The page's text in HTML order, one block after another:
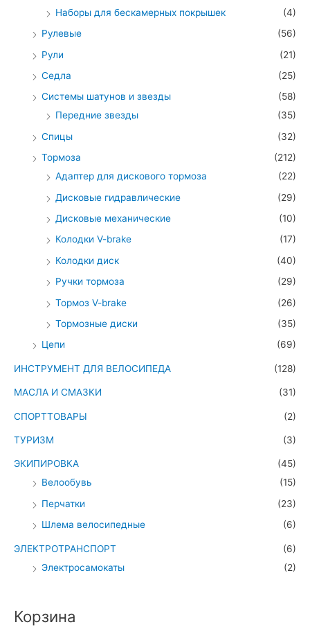
Наборы для бескамерных покрышек
(4)
Рулевые
(56)
Рули
(21)
Седла
(25)
Системы шатунов и звезды
(58)
Передние звезды
(35)
Спицы
(32)
Тормоза
(212)
Адаптер для дискового тормоза
(22)
Дисковые гидравлические
(29)
Дисковые механические
(10)
Колодки V-brake
(17)
Колодки диск
(40)
Ручки тормоза
(29)
Тормоз V-brake
(26)
Тормозные диски
(35)
Цепи
(69)
ИНСТРУМЕНТ ДЛЯ ВЕЛОСИПЕДА (128)
МАСЛА И СМАЗКИ (31)
СПОРТТОВАРЫ (2)
ТУРИЗМ (3)
ЭКИПИРОВКА
(45)
Велообувь
(15)
Перчатки
(23)
Шлема велосипедные
(6)
ЭЛЕКТРОТРАНСПОРТ
(6)
Электросамокаты
(2)
Корзина